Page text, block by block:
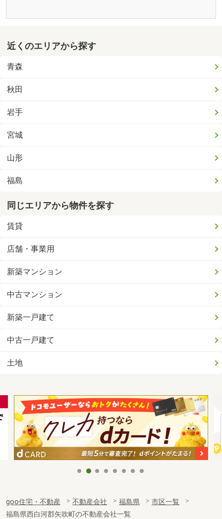
近くのエリアから探す
青森
秋田
岩手
宮城
山形
福島
同じエリアから物件を探す
賃貸
店舗・事業用
新築マンション
中古マンション
新築一戸建て
中古一戸建て
土地
goo住宅・不動産 不動産会社 福島県
市区一覧
福島県西白河郡矢吹町の不動産会社一覧